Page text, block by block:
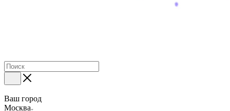
Ваш город
Москва